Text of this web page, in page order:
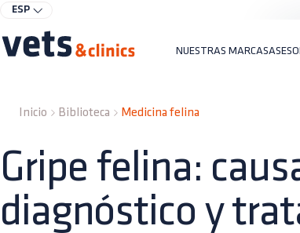
ESP
NUESTRAS MARCAS
Inicio Biblioteca Medicina felina
Gripe felina:
diagnóstico y